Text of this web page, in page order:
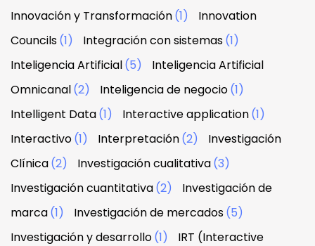
Innovación y Transformación(1)
Innovation
Councils(1) Integración con sistemas(1)
Inteligencia Artificial(5)
Inteligencia Artificial
Omnicanal(2) Inteligencia de negocio(1)
Intelligent Data(1) Interactive application(1)
Interactivo(1) Interpretación(2)
Investigación
Clínica(2) Investigación cualitativa(3)
Investigación cuantitativa(2)
Investigación de
marca(1) Investigación de mercados(5)
Investigación y desarrollo(1)
IRT (Interactive